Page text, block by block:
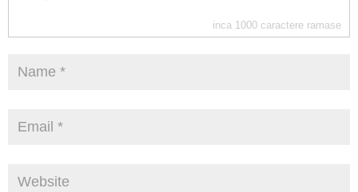
inca 1000 caractere ramase